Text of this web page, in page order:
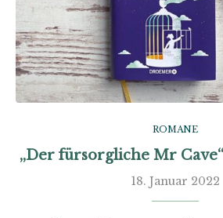
ROMANE
„Der fürsorgliche Mr
18. Januar 2022